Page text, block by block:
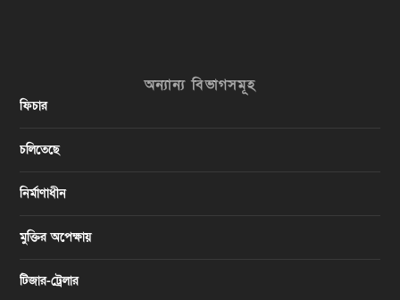
অন্যান্য বিভাগসমূহ
ফিচার
চলিতেছে
নির্মাণাধীন
মুক্তির অপেক্ষায়
টিজার-ট্রেলার